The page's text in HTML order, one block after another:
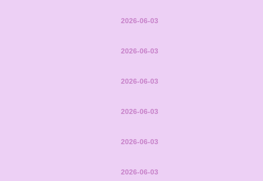
2026-06-03
2026-06-03
2026-06-03
2026-06-03
2026-06-03
2026-06-03